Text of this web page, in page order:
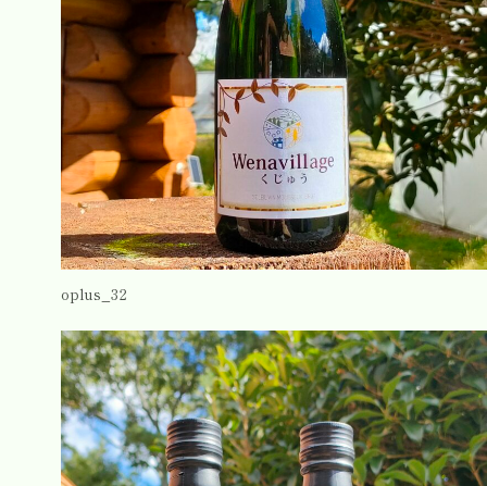
oplus_32